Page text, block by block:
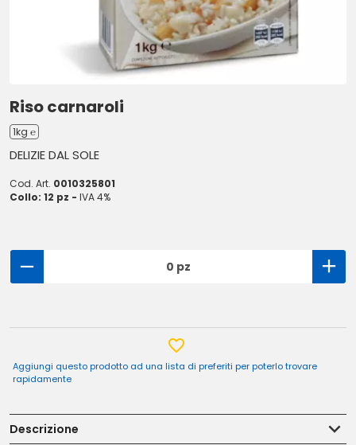
Riso carnaroli
1kg ℮
DELIZIE DAL SOLE
Cod. Art. 0010325801
Collo: 12 pz - IVA 4%
0 pz
Aggiungi questo prodotto ad una lista di preferiti per poterlo trovare
rapidamente
Descrizione